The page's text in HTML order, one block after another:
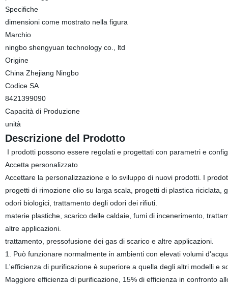
Specifiche
dimensioni come mostrato nella figura
Marchio
ningbo shengyuan technology co., ltd
Origine
China Zhejiang Ningbo
Codice SA
8421399090
Capacità di Produzione
unità
Descrizione del Prodotto
I prodotti possono essere regolati e progettati con parametri e
Accetta personalizzato
Accettare la personalizzazione e lo sviluppo di nuovi prodotti. I
progetti di rimozione olio su larga scala, progetti di plastica
odori biologici, trattamento degli odori dei rifiuti.
materie plastiche, scarico delle caldaie, fumi di incenerimento,
altre applicazioni.
trattamento, pressofusione dei gas di scarico e altre applicazioni.
1. Può funzionare normalmente in ambienti con elevati volumi
L'efficienza di purificazione è superiore a quella degli altri modelli e
Maggiore efficienza di purificazione, 15% di efficienza in confronto